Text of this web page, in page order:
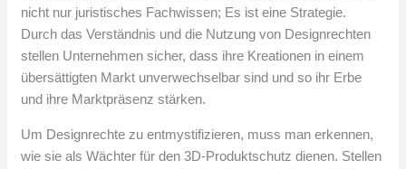
nicht nur juristisches Fachwissen; Es ist eine Strategie.
Durch das Verständnis und die Nutzung von Designrechten
stellen Unternehmen sicher, dass ihre Kreationen in einem
übersättigten Markt unverwechselbar sind und so ihr Erbe
und ihre Marktpräsenz stärken.
Um Designrechte zu entmystifizieren, muss man erkennen,
wie sie als Wächter für den 3D-Produktschutz dienen. Stellen